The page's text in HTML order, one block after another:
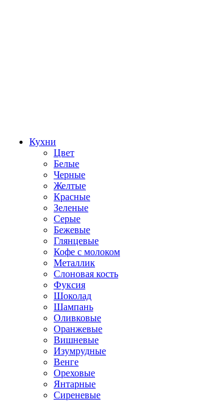
Кухни
Цвет
Белые
Черные
Желтые
Красные
Зеленые
Серые
Бежевые
Глянцевые
Кофе с молоком
Металлик
Слоновая кость
Фуксия
Шоколад
Шампань
Оливковые
Оранжевые
Вишневые
Изумрудные
Венге
Ореховые
Янтарные
Сиреневые